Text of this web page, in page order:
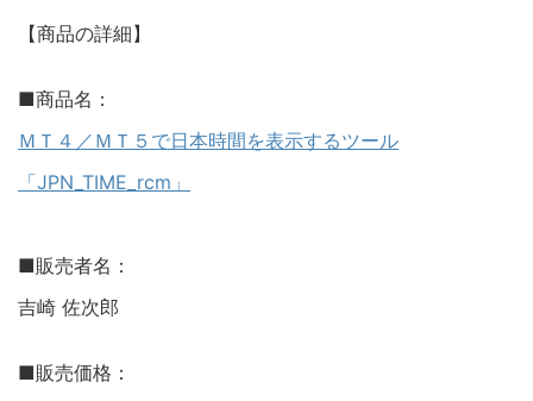
【商品の詳細】
■商品名：
ＭＴ４／ＭＴ５で日本時間を表示するツール
「JPN_TIME_rcm」
■販売者名：
吉崎 佐次郎
■販売価格：